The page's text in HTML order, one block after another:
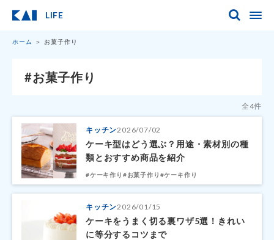
LIFE
ホーム お菓子作り
#お菓子作り
全4件
キッチン2026/07/02
ケーキ型はどう選ぶ？用途・素材別の種
類とおすすめ商品を紹介
#ケーキ作り #お菓子作り #ケーキ作り
キッチン2026/01/15
ケーキをうまく切る裏ワザ5選！きれい
に等分するコツまで